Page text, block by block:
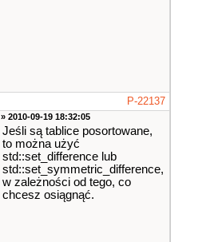
P-22137
» 2010-09-19 18:32:05
Jeśli są tablice posortowane,
to można użyć
std::set_difference lub
std::set_symmetric_difference,
w zależności od tego, co
chcesz osiągnąć.